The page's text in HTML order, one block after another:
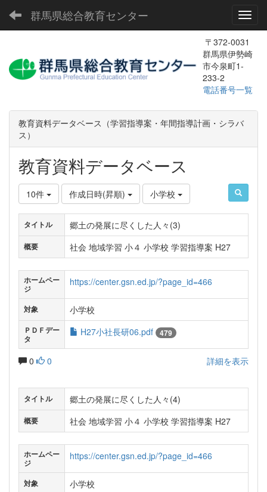
群馬県総合教育センター
〒372-0031
群馬県伊勢崎
市今泉町1-
233-2
電話番号一覧
教育資料データベース（学習指導案・年間指導計画・シラバ
ス）
教育資料データベース
10件 作成日時(昇順) 小学校
タイトル 郷土の発展に尽くした人々(3)
概要 社会 地域学習 小４ 小学校 学習指導案 H27
ホームペー
ジ
https://center.gsn.ed.jp/?page_id=466
対象 小学校
ＰＤＦデー
タ
H27小社長研06.pdf 479
0 0 詳細を表示
タイトル 郷土の発展に尽くした人々(4)
概要 社会 地域学習 小４ 小学校 学習指導案 H27
ホームペー
ジ
https://center.gsn.ed.jp/?page_id=466
対象 小学校